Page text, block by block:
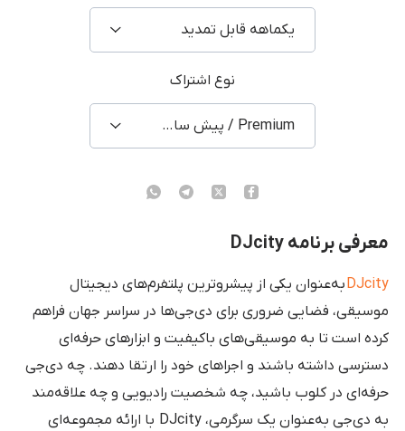
یکماهه قابل تمدید
نوع اشتراک
Premium / پیش ساخته اشتراکی
معرفی برنامه DJcity
DJcityبه‌عنوان یکی از پیشروترین پلتفرم‌های دیجیتال
موسیقی، فضایی ضروری برای دی‌جی‌ها در سراسر جهان فراهم
کرده است تا به موسیقی‌های باکیفیت و ابزارهای حرفه‌ای
دسترسی داشته باشند و اجراهای خود را ارتقا دهند. چه دی‌جی
حرفه‌ای در کلوب باشید، چه شخصیت رادیویی و چه علاقه‌مند
به دی‌جی به‌عنوان یک سرگرمی، DJcity با ارائه مجموعه‌ای